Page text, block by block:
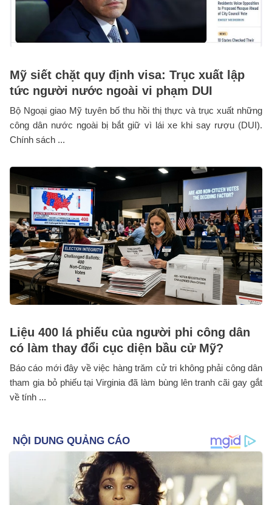
Mỹ siết chặt quy định visa: Trục xuất lập
tức người nước ngoài vi phạm DUI
Bộ Ngoại giao Mỹ tuyên bố thu hồi thị thực và trục xuất những
công dân nước ngoài bị bắt giữ vì lái xe khi say rượu (DUI).
Chính sách ...
Liệu 400 lá phiếu của người phi công dân
có làm thay đổi cục diện bầu cử Mỹ?
Báo cáo mới đây về việc hàng trăm cử tri không phải công dân
tham gia bỏ phiếu tại Virginia đã làm bùng lên tranh cãi gay gắt
về tính ...